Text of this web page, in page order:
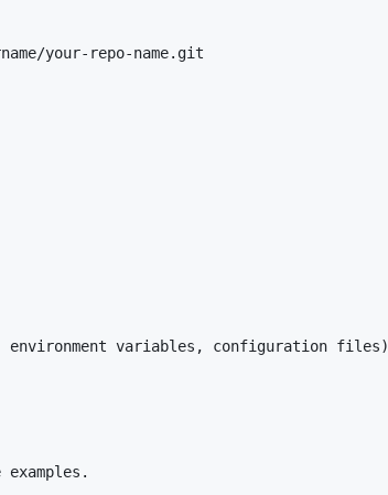
variables, configuration files)